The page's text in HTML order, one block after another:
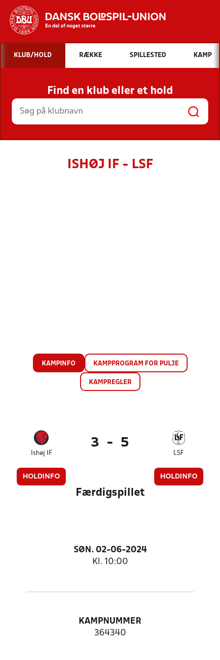
Hvad vil du søge efter?
INDHOLD OG NYHEDER
STILLINGER, RESULTATER, KLUBBER OG
HOLD
KLUB/HOLD RÆKKE SPILLESTED KAMP
Find en klub eller et hold
ISHØJ IF - LSF
KAMPINFO KAMPPROGRAM FOR PULJE
KAMPREGLER
Ishøj IF
HOLDINFO
3 - 5
LSF
HOLDINFO
Færdigspillet
SØN. 02-06-2024
Kl. 10:00
KAMPNUMMER
364340